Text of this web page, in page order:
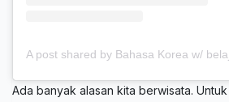
Ada banyak alasan kita berwisata. Untuk